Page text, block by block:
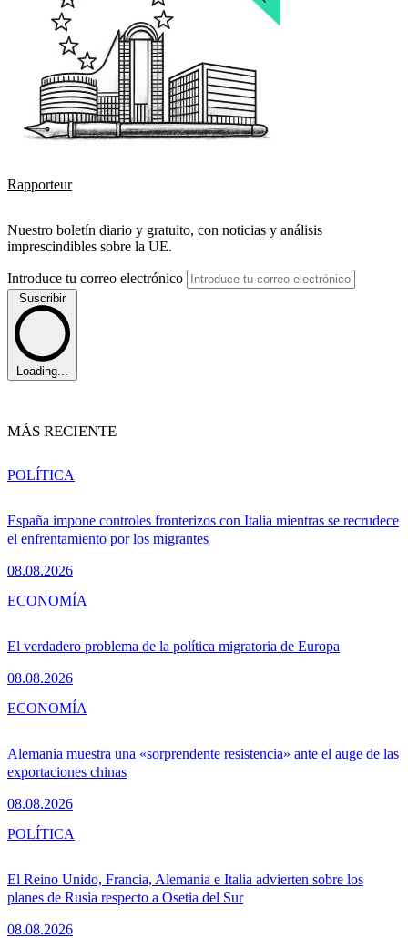
Rapporteur
Nuestro boletín diario y gratuito, con noticias y análisis
imprescindibles sobre la UE.
Introduce tu correo electrónico
Suscribir
Loading...
MÁS RECIENTE
España impone controles fronterizos con Italia mientras se recrudece
el enfrentamiento por los migrantes
08.08.2026
POLÍTICA
El verdadero problema de la política migratoria de Europa
08.08.2026
ECONOMÍA
Alemania muestra una «sorprendente resistencia» ante el auge de las
exportaciones chinas
08.08.2026
ECONOMÍA
El Reino Unido, Francia, Alemania e Italia advierten sobre los
planes de Rusia respecto a Osetia del Sur
08.08.2026
POLÍTICA